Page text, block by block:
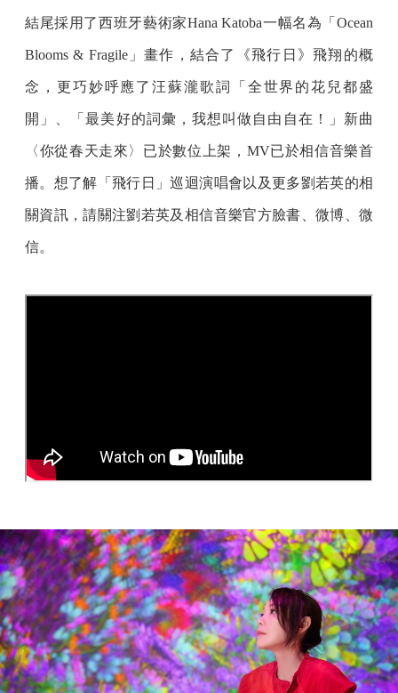
結尾採用了西班牙藝術家Hana Katoba一幅名為「Ocean
Blooms & Fragile」畫作，結合了《飛行日》飛翔的概
念，更巧妙呼應了汪蘇瀧歌詞「全世界的花兒都盛
開」、「最美好的詞彙，我想叫做自由自在！」新曲
〈你從春天走來〉已於數位上架，MV已於相信音樂首
播。想了解「飛行日」巡迴演唱會以及更多劉若英的相
關資訊，請關注劉若英及相信音樂官方臉書、微博、微
信。